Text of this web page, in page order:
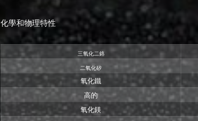
化學和物理特性
三氧化二鉻
二氧化矽
氧化鐵
高的
氧化鎂